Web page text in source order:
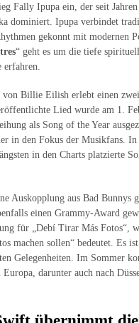
Fally Ipupa ein, der seit
dominiert. Ipupa verbindet
gekonnt mit modernen
“ geht es um die tiefe
von Billie Eilish erlebt einen
Lied wurde am 1.
als Song of the Year
in den Fokus der Musikfans.
in den Charts platzierte
Auskopplung aus Bad Bunnys
einen Grammy-Award
für „Debí Tirar Más Fotos“,
machen sollen“ bedeutet. Es
Gelegenheiten. Im Sommer
Europa, darunter auch nach